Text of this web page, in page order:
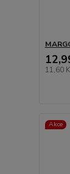
11,60
Akce